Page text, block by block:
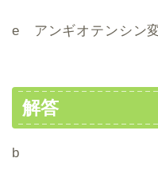
e アンギオテンシン
解答
b